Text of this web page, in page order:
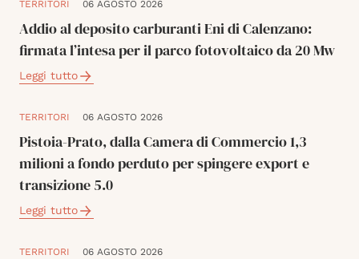
TERRITORI 06 AGOSTO 2026
Addio al deposito carburanti Eni di Calenzano:
firmata l’intesa per il parco fotovoltaico da 20 Mw
Leggi tutto
TERRITORI 06 AGOSTO 2026
Pistoia-Prato, dalla Camera di Commercio 1,3
milioni a fondo perduto per spingere export e
transizione 5.0
Leggi tutto
TERRITORI 06 AGOSTO 2026